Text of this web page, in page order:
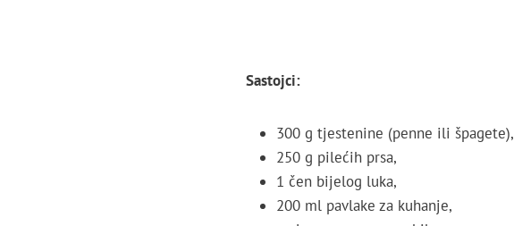
Sastojci:
300 g tjestenine (penne ili špagete),
250 g pilećih prsa,
1 čen bijelog luka,
200 ml pavlake za kuhanje,